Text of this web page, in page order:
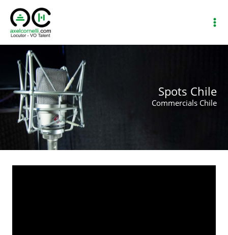
contenido
Spots Chile
Commercials Chile